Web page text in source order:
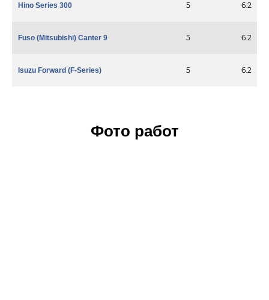
Hino Series 300 5 6.2
Fuso (Mitsubishi) Canter 9 5 6.2
Isuzu Forward (F-Series) 5 6.2
Фото работ